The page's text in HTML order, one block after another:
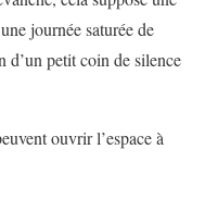
journée saturée de
d’un petit coin de silence
ouvrir l’espace à